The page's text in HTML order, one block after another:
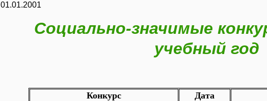
01.01.2001
Социально-значимые
учебный год
Конкурс
Дата